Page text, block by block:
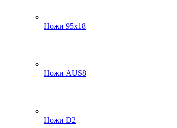
Ножи 95х18
Ножи AUS8
Ножи D2